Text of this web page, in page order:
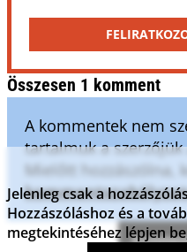
Összesen 1 komment
A kommentek nem
tartalmuk a
Mielőtt hozzászólna,
Jelenleg csak a
Hozzászóláshoz és a
megtekintéséhez lépjen